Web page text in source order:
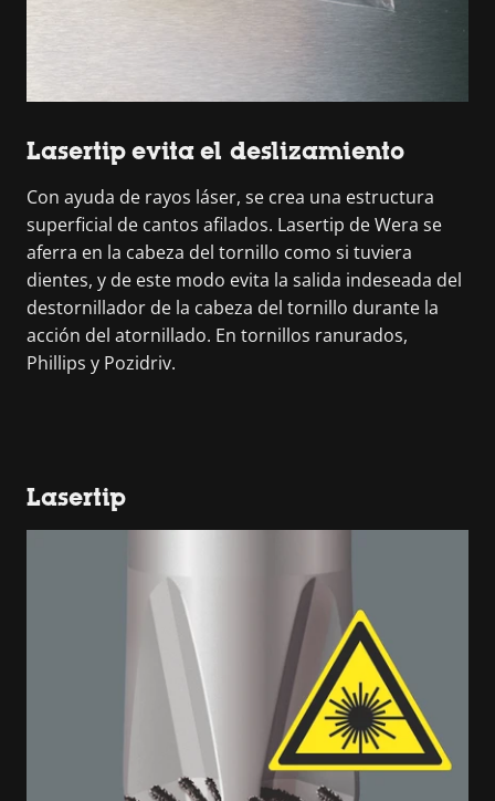
Lasertip evita el deslizamiento
Con ayuda de rayos láser, se crea una estructura
superficial de cantos afilados. Lasertip de Wera se
aferra en la cabeza del tornillo como si tuviera
dientes, y de este modo evita la salida indeseada del
destornillador de la cabeza del tornillo durante la
acción del atornillado. En tornillos ranurados,
Phillips y Pozidriv.
Lasertip